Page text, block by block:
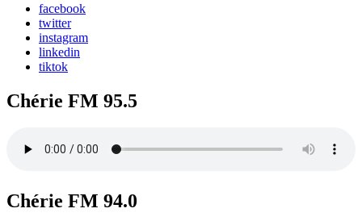
facebook
twitter
instagram
linkedin
tiktok
Chérie FM 95.5
Chérie FM 94.0